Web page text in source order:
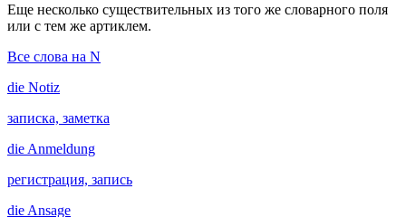
Еще несколько существительных из того же словарного поля
или с тем же артиклем.
Все слова на N
die Notiz
записка, заметка
die Anmeldung
регистрация, запись
die Ansage